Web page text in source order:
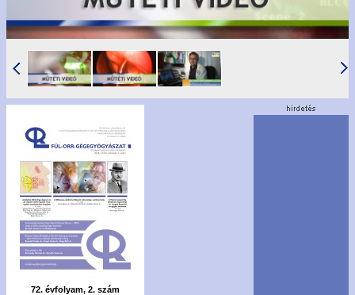
72. évfolyam, 2. szám